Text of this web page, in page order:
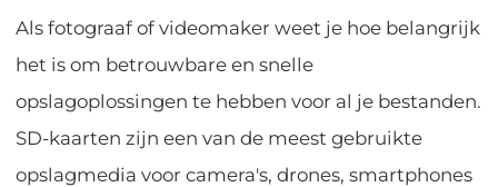
Als fotograaf of videomaker weet je hoe belangrijk
het is om betrouwbare en snelle
opslagoplossingen te hebben voor al je bestanden.
SD-kaarten zijn een van de meest gebruikte
opslagmedia voor camera's, drones, smartphones